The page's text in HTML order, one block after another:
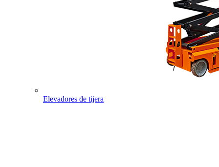
Elevadores de tijera